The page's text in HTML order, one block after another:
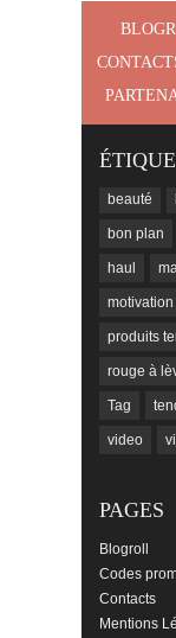
beauté
bon plan
haul
motivation
produits
rouge à
Tag
video
PAGES
Blogroll
Codes
Contacts
Mentions